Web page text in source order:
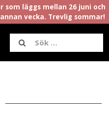
som läggs mellan 26 juni och
vecka. Trevlig sommar!